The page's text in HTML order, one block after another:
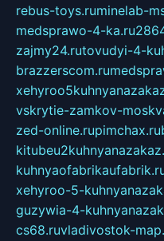
rebus-toys.ruminelab-
medsprawo-4-ka.ru
zajmy24.rutovudyi-4-
brazzerscom.ru
vskrytie-zamkov-
zed-online.rupimchax.ru
xehyroo-5-
guzywia-4-
cs68.ruvladivostok-